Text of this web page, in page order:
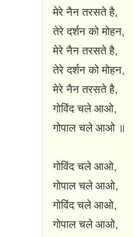
मेरे नैन तरसते है,
तेरे दर्शन को मोहन,
मेरे नैन तरसते है,
तेरे दर्शन को मोहन,
मेरे नैन तरसते है,
गोविंद चले आओ,
गोपाल चले आओ ॥
गोविंद चले आओ,
गोपाल चले आओ,
गोविंद चले आओ,
गोपाल चले आओ,